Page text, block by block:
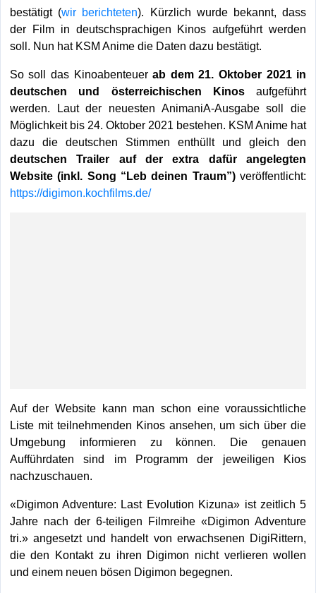
bestätigt (wir berichteten). Kürzlich wurde bekannt, dass
der Film in deutschsprachigen Kinos aufgeführt werden
soll. Nun hat KSM Anime die Daten dazu bestätigt.
So soll das Kinoabenteuerab dem 21. Oktober 2021 in
deutschen und österreichischen Kinosaufgeführt
werden. Laut der neuesten AnimaniA-Ausgabe soll die
Möglichkeit bis 24. Oktober 2021 bestehen. KSM Anime hat
dazu die deutschen Stimmen enthüllt und gleich den
deutschen Trailer auf der extra dafür angelegten
Website (inkl. Song “Leb deinen Traum”)veröffentlicht:
https://digimon.kochfilms.de/
Auf der Website kann man schon eine voraussichtliche
Liste mit teilnehmenden Kinos ansehen, um sich über die
Umgebung informieren zu können. Die genauen
Aufführdaten sind im Programm der jeweiligen Kios
nachzuschauen.
«Digimon Adventure: Last Evolution Kizuna» ist zeitlich 5
Jahre nach der 6-teiligen Filmreihe «Digimon Adventure
tri.» angesetzt und handelt von erwachsenen DigiRittern,
die den Kontakt zu ihren Digimon nicht verlieren wollen
und einem neuen bösen Digimon begegnen.